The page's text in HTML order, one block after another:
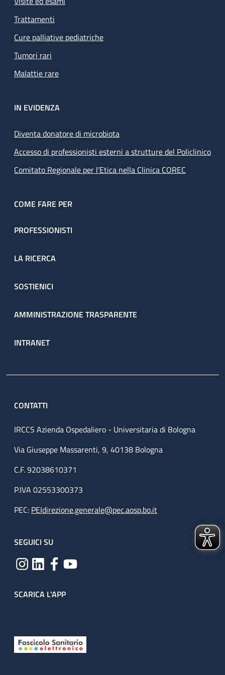
multiparametriche, LAMP)
sequenziamento per l’analisi di farmacoresistenza e
genotipizzazione
saggi immunologici patogeno-specifici
test immunologici per la valutazione dell’immunità
sanificazione e sterilizzazione.
Trattamenti
Cure palliative pediatriche
Tumori rari
Malattie rare
IN EVIDENZA
Diventa donatore di microbiota
Accesso di professionisti esterni a strutture del Policlinico
Comitato Regionale per l’Etica nella Clinica COREC
COME FARE PER
PROFESSIONISTI
LA RICERCA
SOSTIENICI
AMMINISTRAZIONE TRASPARENTE
INTRANET
CONTATTI
IRCCS Azienda Ospedaliero - Universitaria di Bologna
Via Giuseppe Massarenti, 9, 40138 Bologna
C.F. 92038610371
P.IVA 02553300373
PEC: PEIdirezione.generale@pec.aosp.bo.it
SEGUICI SU
SCARICA L'APP